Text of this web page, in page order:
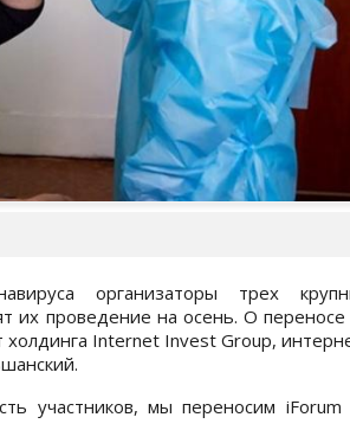
организаторы трех
их проведение на осень. О переносе
Internet Invest Group,
участников, мы переносим iForum